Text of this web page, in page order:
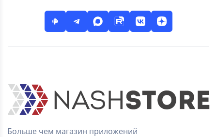
Больше чем магазин приложений